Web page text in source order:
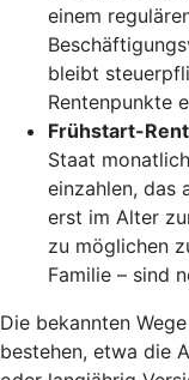
einem
bleibt
Rentenpunkte
Frühstart-
Staat
einzahlen, das
erst im Alter
zu möglichen
Familie – sind
Die bekannten
bestehen, etwa die